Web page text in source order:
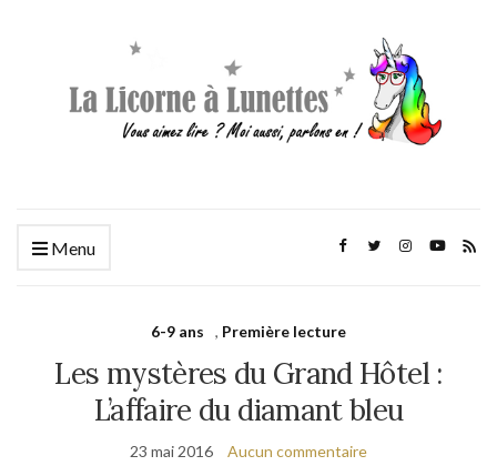
Menu
6-9 ans , Première lecture
Les mystères du Grand Hôtel :
L’affaire du diamant bleu
23 mai 2016 Aucun commentaire